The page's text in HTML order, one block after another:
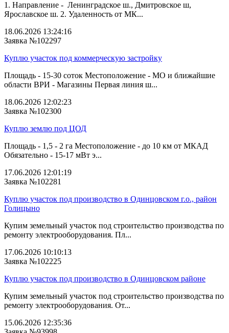
1. Направление - Ленинградское ш., Дмитровское ш,
Ярославское ш. 2. Удаленность от МК...
18.06.2026 13:24:16
Заявка №102297
Куплю участок под коммерческую застройку
Площадь - 15-30 соток Местоположение - МО и ближайшие
области ВРИ - Магазины Первая линия ш...
18.06.2026 12:02:23
Заявка №102300
Куплю землю под ЦОД
Площадь - 1,5 - 2 га Местоположение - до 10 км от МКАД
Обязательно - 15-17 мВт э...
17.06.2026 12:01:19
Заявка №102281
Куплю участок под производство в Одинцовском г.о., район
Голицыно
Купим земельный участок под строительство производства по
ремонту электрооборудования. Пл...
17.06.2026 10:10:13
Заявка №102225
Куплю участок под производство в Одинцовском районе
Купим земельный участок под строительство производства по
ремонту электрооборудования. От...
15.06.2026 12:35:36